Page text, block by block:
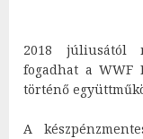
2018 júliusától
fogadhat a WWF
történő
A